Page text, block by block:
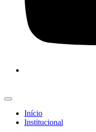
Início
Institucional